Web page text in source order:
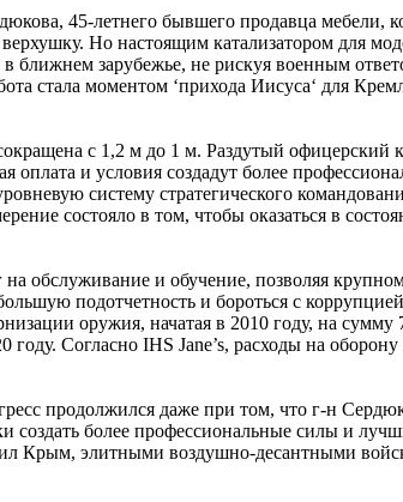
45-летнего бывшего продавца мебели,
Но настоящим катализатором для
ближнем зарубежье, не рискуя военным
стала моментом ‘прихода Иисуса‘ для
с 1,2 м до 1 м. Раздутый офицерский
оплата и условия создадут более
систему стратегического
состояло в том, чтобы оказаться в
обслуживание и обучение, позволяя
подотчетность и бороться с
оружия, начатая в 2010 году, на
Согласно IHS Jane’s, расходы на
продолжился даже при том, что г-н
создать более профессиональные силы и
Крым, элитными воздушно-десантными